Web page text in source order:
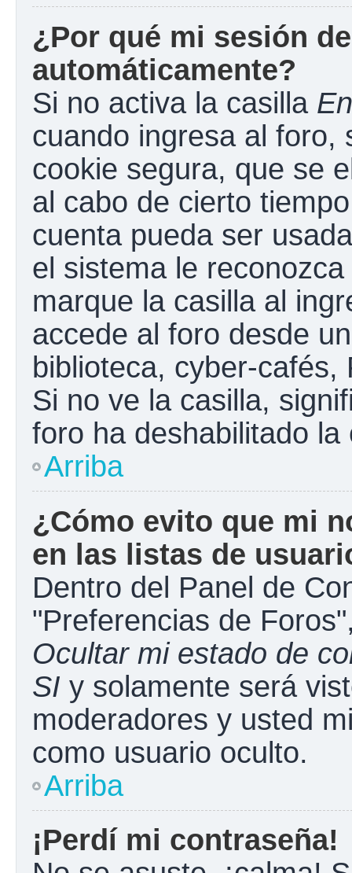
¿Por qué mi sesión
automáticamente?
Si no activa la casilla
cuando ingresa al foro,
cookie segura, que se
al cabo de cierto
cuenta pueda ser
el sistema le
marque la casilla al
accede al foro desde
biblioteca, cyber-
Si no ve la casilla,
foro ha deshabilitado la
Arriba
¿Cómo evito que mi
en las listas de
Dentro del Panel de
"Preferencias de
Ocultar mi estado de
SI y solamente será
moderadores y usted
como usuario oculto.
Arriba
¡Perdí mi contraseña!